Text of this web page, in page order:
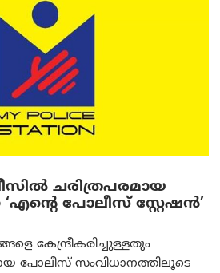
ചരിത്രപരമായ
പോലീസ് സ്റ്റേഷൻ’
കേന്ദ്രീകരിച്ചുള്ളതും
പോലീസ് സംവിധാനത്തിലൂടെ